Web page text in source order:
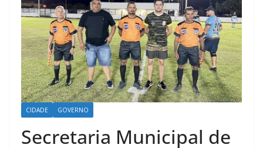
CIDADE GOVERNO
Secretaria Municipal de